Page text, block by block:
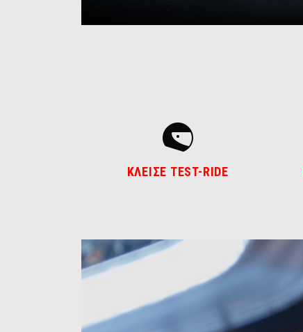
ΚΛΕΙΣΕ TEST-RIDE